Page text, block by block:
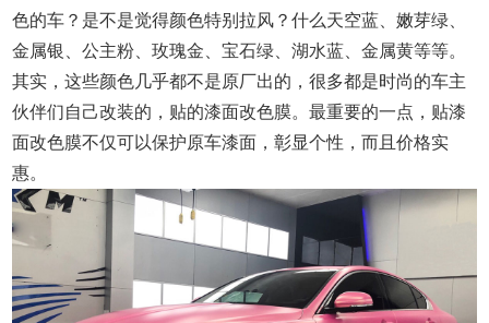
色的车？是不是觉得颜色特别拉风？什么天空蓝、嫩芽绿、
金属银、公主粉、玫瑰金、宝石绿、湖水蓝、金属黄等等。
其实，这些颜色几乎都不是原厂出的，很多都是时尚的车主
伙伴们自己改装的，贴的漆面改色膜。最重要的一点，贴漆
面改色膜不仅可以保护原车漆面，彰显个性，而且价格实
惠。